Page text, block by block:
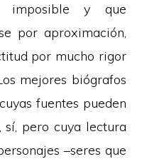
imposible y que
por aproximación,
por mucho rigor
mejores biógrafos
fuentes pueden
sí, pero cuya lectura
–seres que